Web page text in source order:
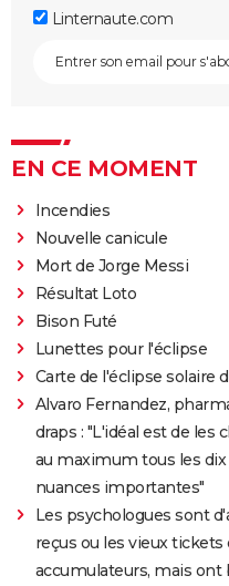
Linternaute.com
EN CE MOMENT
Incendies
Nouvelle canicule
Mort de Jorge Messi
Résultat Loto
Bison Futé
Lunettes pour l'éclipse
Carte de l'éclipse solaire
Alvaro Fernandez,
draps : "L'idéal est de les
au maximum tous les dix
nuances importantes"
Les psychologues sont
reçus ou les vieux
accumulateurs, mais ont